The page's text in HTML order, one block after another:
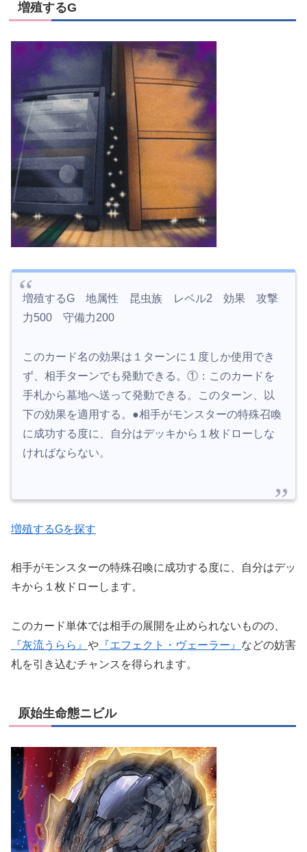
増殖するG
増殖するG 地属性 昆虫族 レベル2 効果 攻撃
力500 守備力200
このカード名の効果は１ターンに１度しか使用でき
ず、相手ターンでも発動できる。①：このカードを
手札から墓地へ送って発動できる。このターン、以
下の効果を適用する。●相手がモンスターの特殊召喚
に成功する度に、自分はデッキから１枚ドローしな
ければならない。
増殖するGを探す
相手がモンスターの特殊召喚に成功する度に、自分はデッ
キから１枚ドローします。
このカード単体では相手の展開を止められないものの、
『灰流うらら』 や 『エフェクト・ヴェーラー』 などの妨害
札を引き込むチャンスを得られます。
原始生命態ニビル